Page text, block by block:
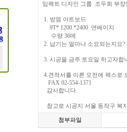
임팩트 디자인 그룹 조두희 부장
1. 방염 아트보드
9T* 1200 *2400 연베이지
수량 36매
2. 납기는 얼마나 소요되는지요?
3. 시공을 금주 토요일 하고자합
4.견적서를 이른 오전에 팩스로
FAX 02-554-1371
감사합니다.
참고로 시공지 서울 동작구 복
첨부파일